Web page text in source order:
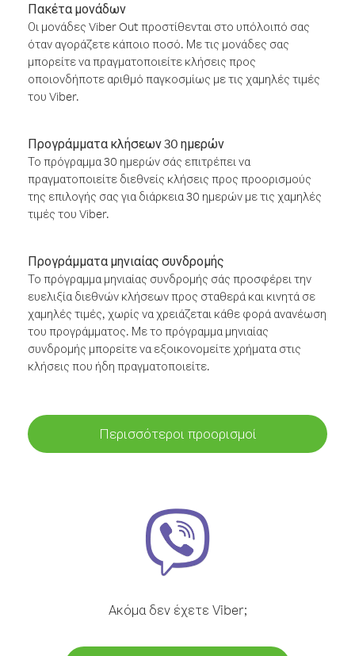
Πακέτα μονάδων
Οι μονάδες Viber Out προστίθενται στο υπόλοιπό σας
όταν αγοράζετε κάποιο ποσό. Με τις μονάδες σας
μπορείτε να πραγματοποιείτε κλήσεις προς
οποιονδήποτε αριθμό παγκοσμίως με τις χαμηλές τιμές
του Viber.
Προγράμματα κλήσεων 30 ημερών
Το πρόγραμμα 30 ημερών σάς επιτρέπει να
πραγματοποιείτε διεθνείς κλήσεις προς προορισμούς
της επιλογής σας για διάρκεια 30 ημερών με τις χαμηλές
τιμές του Viber.
Προγράμματα μηνιαίας συνδρομής
Το πρόγραμμα μηνιαίας συνδρομής σάς προσφέρει την
ευελιξία διεθνών κλήσεων προς σταθερά και κινητά σε
χαμηλές τιμές, χωρίς να χρειάζεται κάθε φορά ανανέωση
του προγράμματος. Με το πρόγραμμα μηνιαίας
συνδρομής μπορείτε να εξοικονομείτε χρήματα στις
κλήσεις που ήδη πραγματοποιείτε.
Περισσότεροι προορισμοί
Ακόμα δεν έχετε Viber;